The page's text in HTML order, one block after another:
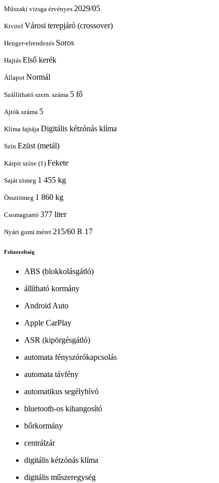
Műszaki vizsga érvényes 2029/05
Kivitel Városi terepjáró (crossover)
Henger-elrendezés Soros
Hajtás Első kerék
Állapot Normál
Szállítható szem. száma 5 fő
Ajtók száma 5
Klíma fajtája Digitális kétzónás klíma
Szín Ezüst (metál)
Kárpit színe (1) Fekete
Saját tömeg 1 455 kg
Össztömeg 1 860 kg
Csomagtartó 377 liter
Nyári gumi méret 215/60 R 17
Felszereltség
ABS (blokkolásgátló)
állítható kormány
Android Auto
Apple CarPlay
ASR (kipörgésgátló)
automata fényszórókapcsolás
automata távfény
automatikus segélyhívó
bluetooth-os kihangosító
bőrkormány
centrálzár
digitális kétzónás klíma
digitális műszeregység